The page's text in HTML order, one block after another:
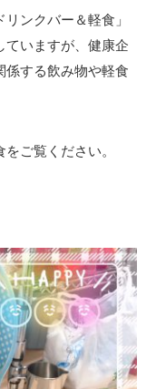
#25卒 #26卒
#シフォンめし #シフ
シャゲ #チケットレ
#プログラマー #プ
用 #事業内容 #事業
ンクバー＆軽食」
ていますが、健康企
係する飲み物や軽食
ご覧ください。